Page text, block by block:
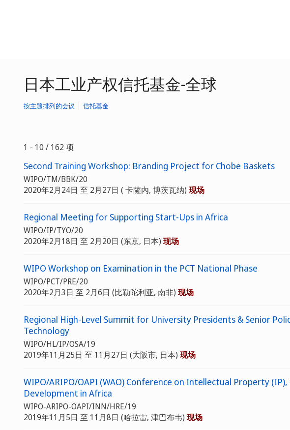
日本工业产权信托基金-全球
按主题排列的会议 信托基金
1 - 10 / 162 项
Second Training Workshop: Branding Project for Chobe Baskets
WIPO/TM/BBK/20
2020年2月24日 至 2月27日 ( 卡薩內, 博茨瓦纳) 现场
Regional Meeting for Supporting Start-Ups in Africa
WIPO/IP/TYO/20
2020年2月18日 至 2月20日 (东京, 日本) 现场
WIPO Workshop on Examination in the PCT National Phase
WIPO/PCT/PRE/20
2020年2月3日 至 2月6日 (比勒陀利亚, 南非) 现场
Regional High-Level Summit for University Presidents & Senior
Technology
WIPO/HL/IP/OSA/19
2019年11月25日 至 11月27日 (大阪市, 日本) 现场
WIPO/ARIPO/OAPI (WAO) Conference on Intellectual Property
Development in Africa
WIPO-ARIPO-OAPI/INN/HRE/19
2019年11月5日 至 11月8日 (哈拉雷, 津巴布韦) 现场